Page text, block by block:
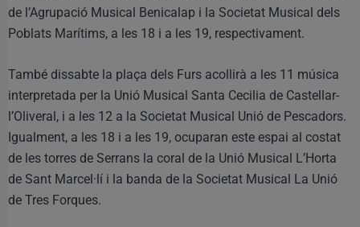
de l’Agrupació Musical Benicalap i la Societat Musical dels
Poblats Marítims, a les 18 i a les 19, respectivament.
També dissabte la plaça dels Furs acollirà a les 11 música
interpretada per la Unió Musical Santa Cecilia de Castellar-
l’Oliveral, i a les 12 a la Societat Musical Unió de Pescadors.
Igualment, a les 18 i a les 19, ocuparan este espai al costat
de les torres de Serrans la coral de la Unió Musical L’Horta
de Sant Marcel·lí i la banda de la Societat Musical La Unió
de Tres Forques.